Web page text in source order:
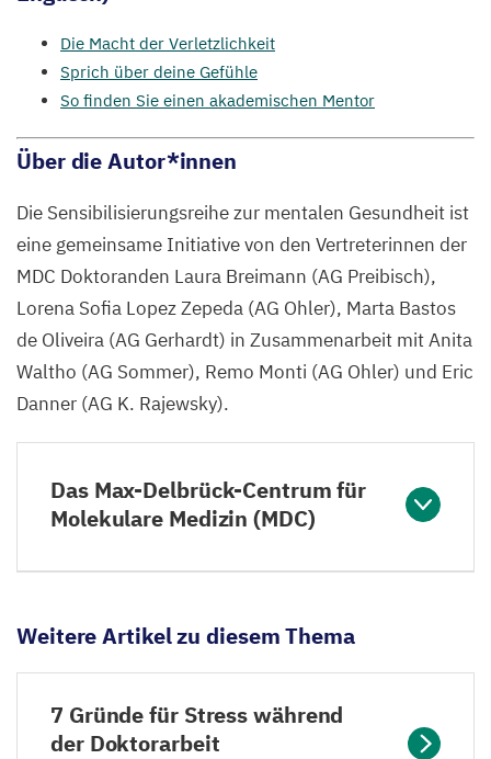
Die Macht der Verletzlichkeit
Sprich über deine Gefühle
So finden Sie einen akademischen Mentor
Über die Autor*innen
Die Sensibilisierungsreihe zur mentalen Gesundheit ist
eine gemeinsame Initiative von den Vertreterinnen der
MDC Doktoranden Laura Breimann (AG Preibisch),
Lorena Sofia Lopez Zepeda (AG Ohler), Marta Bastos
de Oliveira (AG Gerhardt) in Zusammenarbeit mit Anita
Waltho (AG Sommer), Remo Monti (AG Ohler) und Eric
Danner (AG K. Rajewsky).
Das Max-Delbrück-Centrum für
Molekulare Medizin (MDC)
Weitere Artikel zu diesem Thema
7 Gründe für Stress während
der Doktorarbeit